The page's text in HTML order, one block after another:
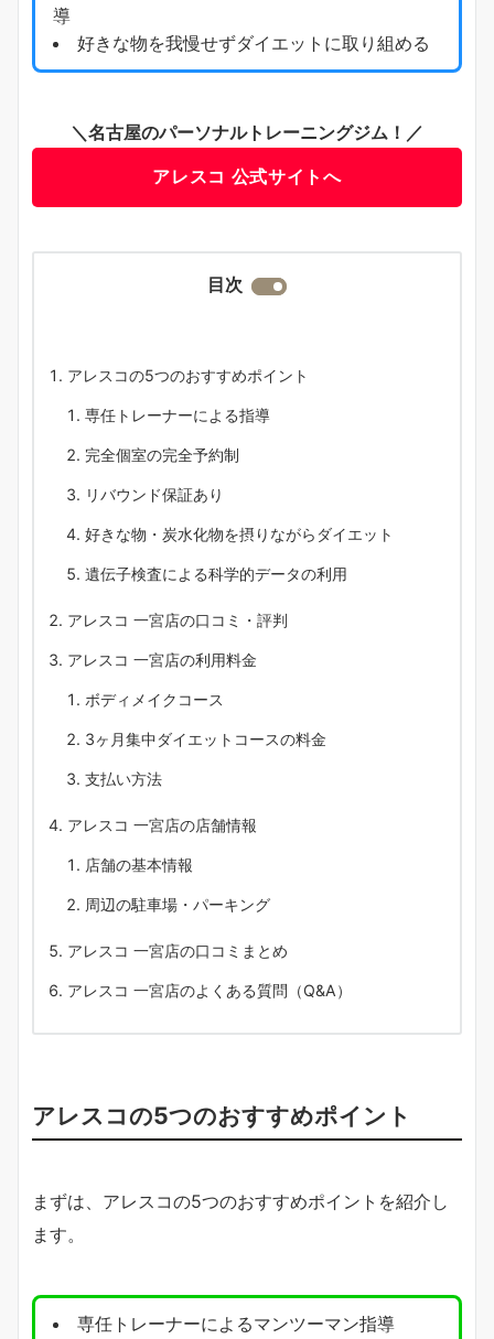
導
好きな物を我慢せずダイエットに取り組める
＼名古屋のパーソナルトレーニングジム！／
アレスコ 公式サイトへ
目次
アレスコの5つのおすすめポイント
専任トレーナーによる指導
完全個室の完全予約制
リバウンド保証あり
好きな物・炭水化物を摂りながらダイエット
遺伝子検査による科学的データの利用
アレスコ 一宮店の口コミ・評判
アレスコ 一宮店の利用料金
ボディメイクコース
3ヶ月集中ダイエットコースの料金
支払い方法
アレスコ 一宮店の店舗情報
店舗の基本情報
周辺の駐車場・パーキング
アレスコ 一宮店の口コミまとめ
アレスコ 一宮店のよくある質問（Q&A）
アレスコの5つのおすすめポイント
まずは、アレスコの5つのおすすめポイントを紹介し
ます。
専任トレーナーによるマンツーマン指導